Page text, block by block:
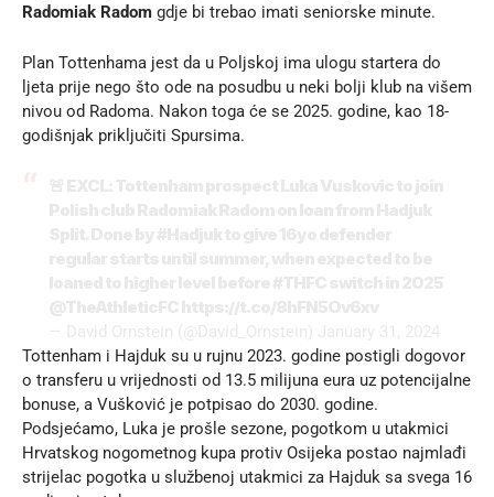
Radomiak Radom gdje bi trebao imati seniorske minute.
Plan Tottenhama jest da u Poljskoj ima ulogu startera do
ljeta prije nego što ode na posudbu u neki bolji klub na višem
nivou od Radoma. Nakon toga će se 2025. godine, kao 18-
godišnjak priključiti Spursima.
Tottenham i Hajduk su u rujnu 2023. godine postigli dogovor
o transferu u vrijednosti od 13.5 milijuna eura uz potencijalne
bonuse, a Vušković je potpisao do 2030. godine.
Podsjećamo, Luka je prošle sezone, pogotkom u utakmici
Hrvatskog nogometnog kupa protiv Osijeka postao najmlađi
strijelac pogotka u službenoj utakmici za Hajduk sa svega 16